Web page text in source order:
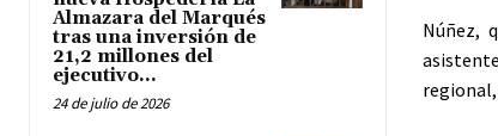
Almazara del Marqués
tras una inversión de
21,2 millones del
ejecutivo...
24 de julio de 2026
Núñez,
regional,